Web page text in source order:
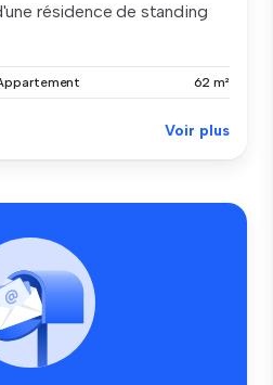
résidence de standing
62 m²
Voir plus